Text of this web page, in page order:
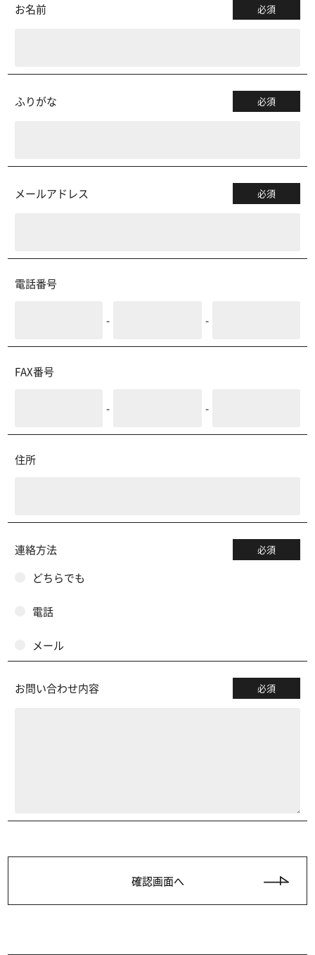
お名前 必須
ふりがな 必須
メールアドレス 必須
電話番号
- -
FAX番号
- -
住所
連絡方法 必須
どちらでも
電話
メール
お問い合わせ内容 必須